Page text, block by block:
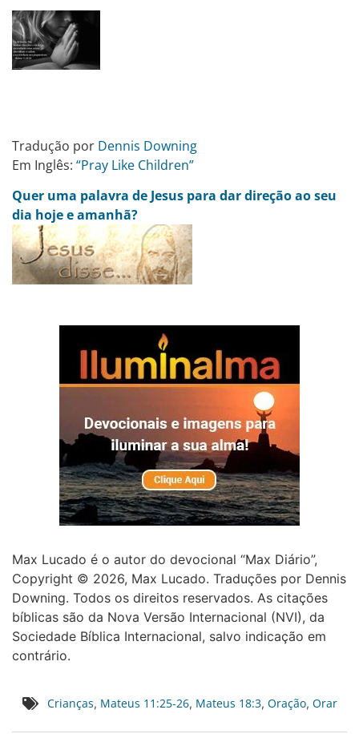
Tradução por Dennis Downing
Em Inglês: “Pray Like Children”
Quer uma palavra de Jesus para dar direção ao seu
dia hoje e amanhã?
Max Lucado é o autor do devocional “Max Diário”,
Copyright © 2026, Max Lucado. Traduções por Dennis
Downing. Todos os direitos reservados. As citações
bíblicas são da Nova Versão Internacional (NVI), da
Sociedade Bíblica Internacional, salvo indicação em
contrário.
Crianças, Mateus 11:25-26, Mateus 18:3, Oração, Orar